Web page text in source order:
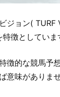
ジョン( TURF
特徴としていま
徴的な競馬予
意味がありませ